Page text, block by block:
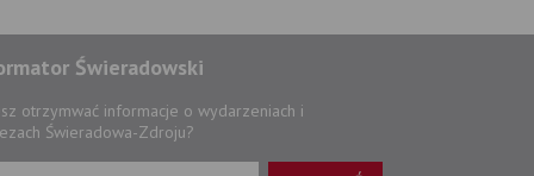
Świeradowski
otrzymwać informacje o wydarzeniach i
Świeradowa-Zdroju?